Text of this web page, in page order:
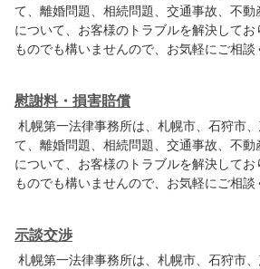
て、離婚問題、相続問題、交通事故、不動
について、お客様のトラブルを解決して
ものでも構いませんので、お気軽にご相談
慰謝料・損害賠償
札幌第一法律事務所は、札幌市、石狩市
て、離婚問題、相続問題、交通事故、不動
について、お客様のトラブルを解決して
ものでも構いませんので、お気軽にご相談
示談交渉
札幌第一法律事務所は、札幌市、石狩市